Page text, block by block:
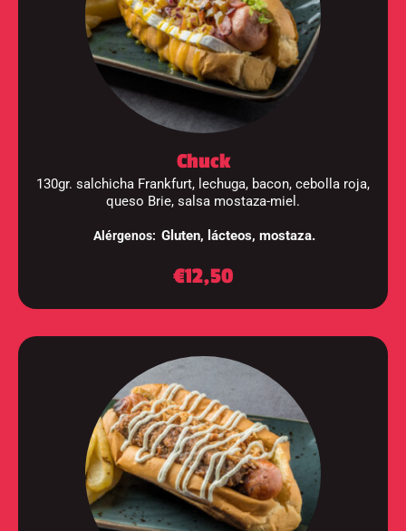
Chuck
130gr. salchicha Frankfurt, lechuga, bacon, cebolla roja,
queso Brie, salsa mostaza-miel.
Alérgenos: Gluten, lácteos, mostaza.
€12,50